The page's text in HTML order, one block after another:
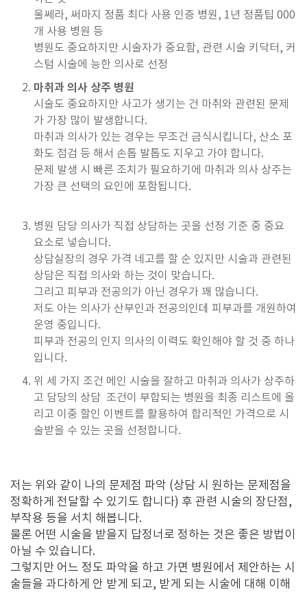
울쎄라, 써마지 정품 최다 사용 인증 병원, 1년 정품팁 000
개 사용 병원 등
병원도 중요하지만 시술자가 중요함, 관련 시술 키닥터, 커
스텀 시술에 능한 의사로 선정
마취과 의사 상주 병원
시술도 중요하지만 사고가 생기는 건 마취와 관련된 문제
가 가장 많이 발생합니다.
마취과 의사가 있는 경우는 무조건 금식시킵니다, 산소 포
화도 점검 등 해서 손톱 발톱도 지우고 가야 합니다.
문제 발생 시 빠른 조치가 필요하기에 마취과 의사 상주는
가장 큰 선택의 요인에 포함됩니다.
병원 담당 의사가 직접 상담하는 곳을 선정 기준 중 중요
요소로 넣습니다.
상담실장의 경우 가격 네고를 할 순 있지만 시술과 관련된
상담은 직접 의사와 하는 것이 맞습니다.
그리고 피부과 전공의가 아닌 경우가 꽤 많습니다.
저도 아는 의사가 산부인과 전공의인데 피부과를 개원하여
운영 중입니다.
피부과 전공의 인지 의사의 이력도 확인해야 할 것 중 하나
입니다.
위 세 가지 조건 메인 시술을 잘하고 마취과 의사가 상주하
고 담당의 상담 조건이 부합되는 병원을 최종 리스트에 올
리고 이중 할인 이벤트를 활용하여 합리적인 가격으로 시
술받을 수 있는 곳을 선정합니다.
저는 위와 같이 나의 문제점 파악 (상담 시 원하는 문제점을
정확하게 전달할 수 있기도 합니다) 후 관련 시술의 장단점,
부작용 등을 서치 해봅니다.
물론 어떤 시술을 받을지 답정너로 정하는 것은 좋은 방법이
아닐 수 있습니다.
그렇지만 어느 정도 파악을 하고 가면 병원에서 제안하는 시
술들을 과다하게 안 받게 되고, 받게 되는 시술에 대해 이해